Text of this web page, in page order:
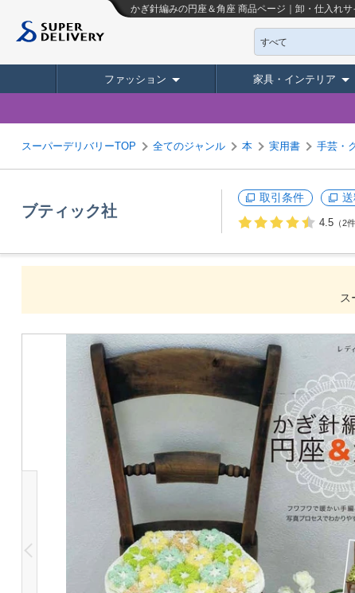
かぎ針編みの円座＆角座 商品ページ｜卸・仕入れサ
すべて
ファッション 家具・インテリア
スーパーデリバリーTOP 全てのジャンル 本 実用書 手芸・
ブティック社
取引条件
4.5 （2件
ス